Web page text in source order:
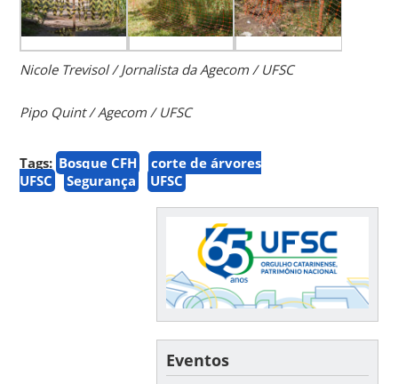
Nicole Trevisol / Jornalista da Agecom / UFSC
Pipo Quint / Agecom / UFSC
Tags: Bosque CFH
corte de árvores
UFSC
Segurança UFSC
Eventos